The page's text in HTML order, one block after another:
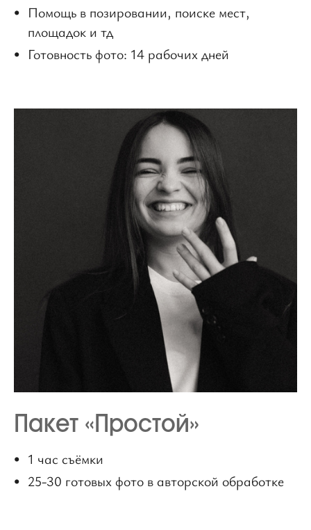
Помощь в позировании, поиске мест,
площадок и тд
Готовность фото: 14 рабочих дней
Пакет «Простой»
1 час съёмки
25-30 готовых фото в авторской обработке